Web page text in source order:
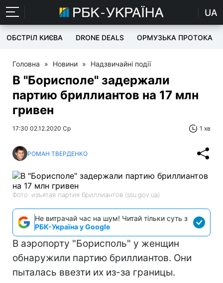
UA
ОБСТРІЛ КИЄВА DRONE DEALS ОРМУЗЬКА ПРОТОКА
Головна » Новини » Надзвичайні події
В "Борисполе" задержали
партию бриллиантов на 17 млн
гривен
17:30 02.12.2020 Ср 1 хв
РОМАН ТВЕРДЕНКО
Фото: изъятая партия бриллиантов (ssu.gov.ua)
Не витрачай час на шум! Читай тільки суть з
РБК-Україна у Google
В аэропорту "Борисполь" у женщин
обнаружили партию бриллиантов. Они
пыталась ввезти их из-за границы.